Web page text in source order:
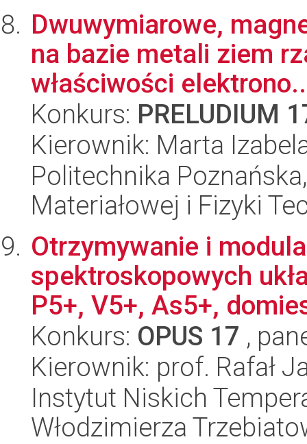
Dwuwymiarowe,
na bazie metali ziem
właściwości
Konkurs: PRELUDIUM
Kierownik: Marta
Politechnika
Materiałowej i Fizyki
Otrzymywanie i
spektroskopowych
P5+, V5+, As5+,
Konkurs: OPUS 17 ,
Kierownik: prof. Rafał
Instytut Niskich
Włodzimierza